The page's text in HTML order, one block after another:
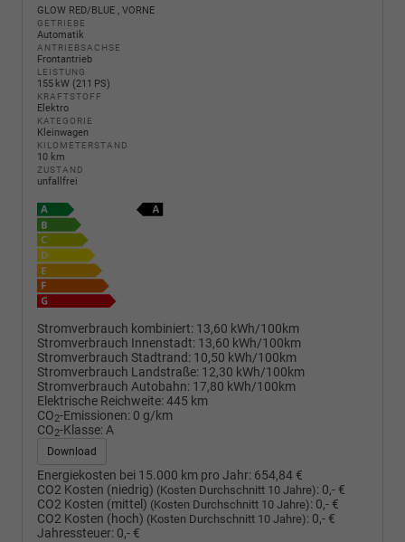
GLOW RED/BLUE , VORNE
GETRIEBE
Automatik
ANTRIEBSACHSE
Frontantrieb
LEISTUNG
155 kW (211 PS)
KRAFTSTOFF
Elektro
KATEGORIE
Kleinwagen
KILOMETERSTAND
10 km
ZUSTAND
unfallfrei
Stromverbrauch kombiniert: 13,60 kWh/100km
Stromverbrauch Innenstadt: 13,60 kWh/100km
Stromverbrauch Stadtrand: 10,50 kWh/100km
Stromverbrauch Landstraße: 12,30 kWh/100km
Stromverbrauch Autobahn: 17,80 kWh/100km
Elektrische Reichweite:445 km
CO2-Emissionen: 0 g/km
CO2-Klasse:A
Download
Energiekosten bei 15.000 km pro Jahr: 654,84 €
CO2 Kosten (niedrig) (Kosten Durchschnitt 10 Jahre): 0,- €
CO2 Kosten (mittel) (Kosten Durchschnitt 10 Jahre): 0,- €
CO2 Kosten (hoch) (Kosten Durchschnitt 10 Jahre): 0,- €
Jahressteuer: 0,- €